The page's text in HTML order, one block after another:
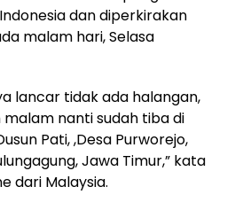
dan diperkirakan
malam hari, Selasa
lancar tidak ada halangan,
nanti sudah tiba di
Pati, ,Desa Purworejo,
Jawa Timur,” kata
dari Malaysia.